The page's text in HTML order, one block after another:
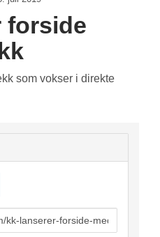
forside
som vokser i direkte